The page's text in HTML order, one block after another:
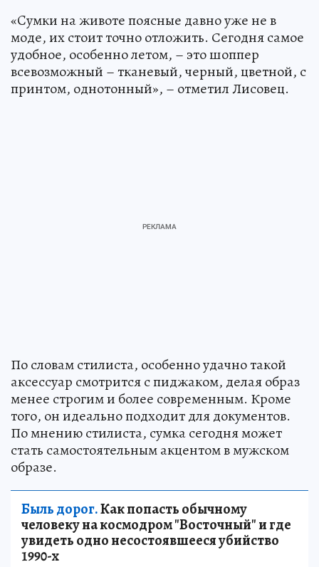
«Cумки на животе поясные давно уже не в
моде, их стоит точно отложить. Сегодня самое
удобное, особенно летом, – это шоппер
всевозможный – тканевый, черный, цветной, с
принтом, однотонный», – отметил Лисовец.
По словам стилиста, особенно удачно такой
аксессуар смотрится с пиджаком, делая образ
менее строгим и более современным. Кроме
того, он идеально подходит для документов.
По мнению стилиста, сумка сегодня может
стать самостоятельным акцентом в мужском
образе.
Быль дорог.Как попасть обычному
человеку на космодром "Восточный" и где
увидеть одно несостоявшееся убийство
1990-х